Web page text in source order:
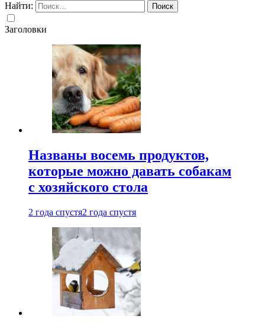
Найти:
Заголовки
Названы восемь продуктов,
которые можно давать собакам
с хозяйского стола
2 года спустя2 года спустя